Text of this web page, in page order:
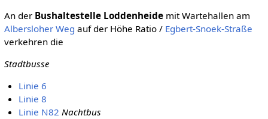
An der Bushaltestelle Loddenheidemit Wartehallen am
Albersloher Weg auf der Höhe Ratio / Egbert-Snoek-Straße
verkehren die
Stadtbusse
Linie 6
Linie 8
Linie N82 Nachtbus